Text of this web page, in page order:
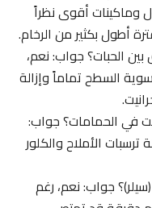
أقوى نظراً
أطول بكثير من الرخام.
الحبات؟ جواب: نعم،
السطح تماماً وإزالة
الحمامات؟ جواب:
الأملاح والكلور
جواب: نعم، رغم